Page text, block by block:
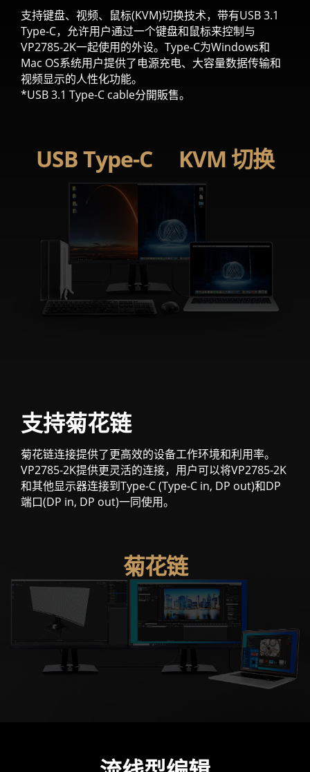
支持键盘、视频、鼠标(KVM)切换技术，带有USB 3.1
Type-C，允许用户通过一个键盘和鼠标来控制与
VP2785-2K一起使用的外设。Type-C为Windows和
Mac OS系统用户提供了电源充电、大容量数据传输和
视频显示的人性化功能。
*USB 3.1 Type-C cable分開販售。
USB Type-C KVM 切换
支持菊花链
菊花链连接提供了更高效的设备工作环境和利用率。
VP2785-2K提供更灵活的连接，用户可以将VP2785-2K
和其他显示器连接到Type-C (Type-C in, DP out)和DP
端口(DP in, DP out)一同使用。
菊花链